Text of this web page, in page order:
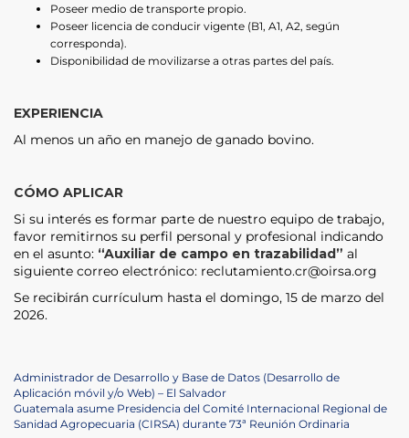
Poseer medio de transporte propio.
Poseer licencia de conducir vigente (B1, A1, A2, según
corresponda).
Disponibilidad de movilizarse a otras partes del país.
EXPERIENCIA
Al menos un año en manejo de ganado bovino.
CÓMO APLICAR
Si su interés es formar parte de nuestro equipo de trabajo,
favor remitirnos su perfil personal y profesional indicando
en el asunto: “Auxiliar de campo en trazabilidad” al
siguiente correo electrónico: reclutamiento.cr@oirsa.org
Se recibirán currículum hasta el domingo, 15 de marzo del
2026.
Navegación
de
Previous
Post
Administrador de Desarrollo y Base de Datos (Desarrollo de
Aplicación móvil y/o Web) – El Salvador
Next
Post
Guatemala asume Presidencia del Comité Internacional Regional de
Sanidad Agropecuaria (CIRSA) durante 73ª Reunión Ordinaria